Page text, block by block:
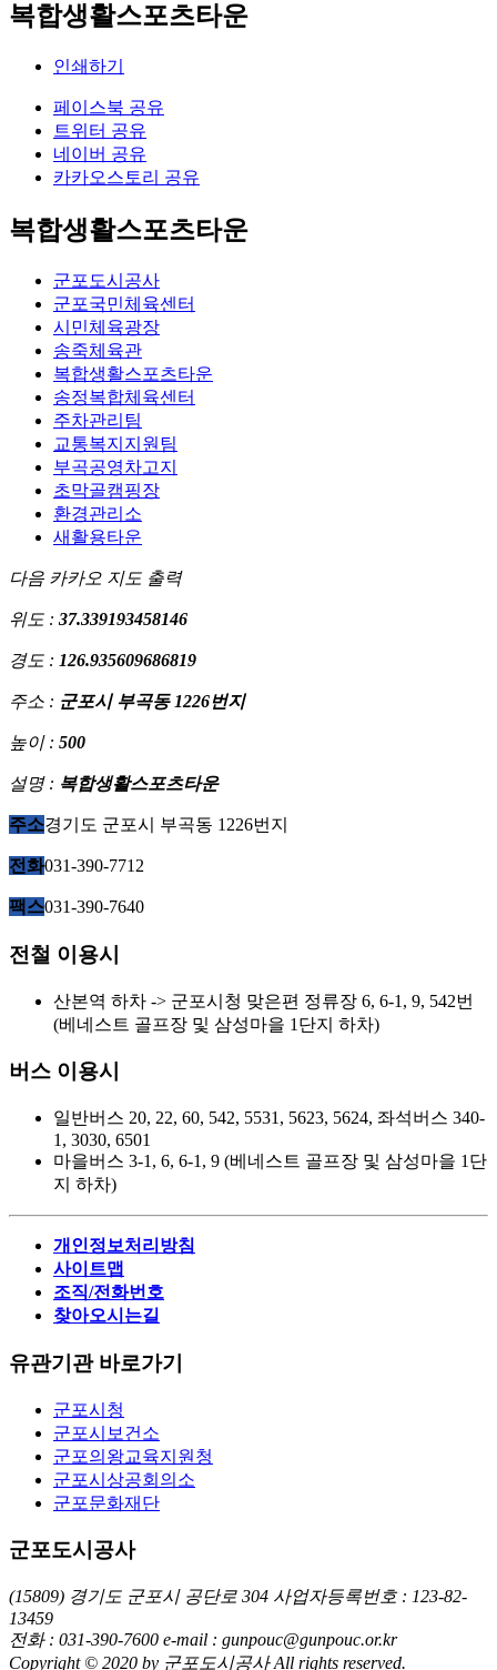
복합생활스포츠타운
인쇄하기
페이스북 공유
트위터 공유
네이버 공유
카카오스토리 공유
복합생활스포츠타운
군포도시공사
군포국민체육센터
시민체육광장
송죽체육관
복합생활스포츠타운
송정복합체육센터
주차관리팀
교통복지지원팀
부곡공영차고지
초막골캠핑장
환경관리소
새활용타운
다음 카카오 지도 출력
위도 : 37.339193458146
경도 : 126.935609686819
주소 : 군포시 부곡동 1226번지
높이 : 500
설명 : 복합생활스포츠타운
주소경기도 군포시 부곡동 1226번지
전화031-390-7712
팩스031-390-7640
전철 이용시
산본역 하차 -> 군포시청 맞은편 정류장 6, 6-1, 9, 542번
(베네스트 골프장 및 삼성마을 1단지 하차)
버스 이용시
일반버스 20, 22, 60, 542, 5531, 5623, 5624, 좌석버스 340-
1, 3030, 6501
마을버스 3-1, 6, 6-1, 9 (베네스트 골프장 및 삼성마을 1단
지 하차)
개인정보처리방침
사이트맵
조직/전화번호
찾아오시는길
유관기관 바로가기
군포시청
군포시보건소
군포의왕교육지원청
군포시상공회의소
군포문화재단
군포도시공사
(15809) 경기도 군포시 공단로 304 사업자등록번호 : 123-82-
13459
전화 : 031-390-7600 e-mail : gunpouc@gunpouc.or.kr
Copyright © 2020 by 군포도시공사 All rights reserved.